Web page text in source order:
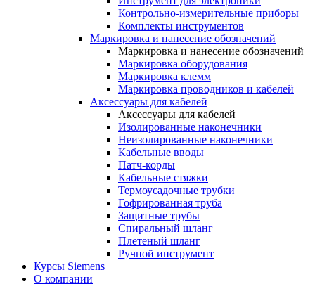
Контрольно-измерительные приборы
Комплекты инструментов
Маркировка и нанесение обозначений
Маркировка и нанесение обозначений
Маркировка оборудования
Маркировка клемм
Маркировка проводников и кабелей
Аксессуары для кабелей
Аксессуары для кабелей
Изолированные наконечники
Неизолированные наконечники
Кабельные вводы
Патч-корды
Кабельные стяжки
Термоусадочные трубки
Гофрированная труба
Защитные трубы
Спиральный шланг
Плетеный шланг
Ручной инструмент
Курсы Siemens
О компании